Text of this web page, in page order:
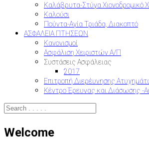
Καλάβρυτα-Στύγα Χιονοδρομικό
Καλούσι
Πούντα-Αγία Τριάδα, Διακοπτό
ΑΣΦΑΛΕΙΑ ΠΤΗΣΕΩΝ
Κανονισμοί
Ασφάλιση Χειριστών Α/Π
Συστάσεις Ασφάλειας
2017
Επιτροπή Διερέυνησης
Κέντρο Έρευνας και Διάσωσης -
Welcome